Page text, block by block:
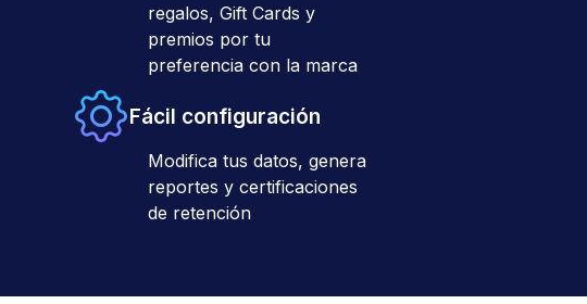
regalos, Gift Cards y
premios por tu
preferencia con la marca
Fácil configuración
Modifica tus datos, genera
reportes y certificaciones
de retención